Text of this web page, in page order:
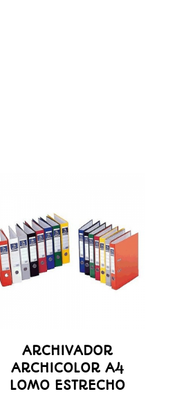
ARCHIVADOR
ARCHICOLOR A4
LOMO ESTRECHO